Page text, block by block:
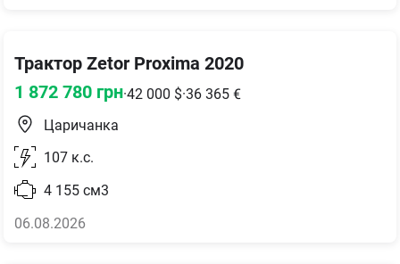
Трактор Zetor Proxima 2020
1 872 780 грн·42 000 $·36 365 €
Царичанка
107 к.с.
4 155 см3
06.08.2026